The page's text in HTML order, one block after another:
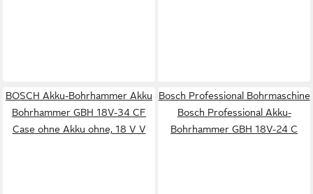
BOSCH Akku-Bohrhammer Akku
Bohrhammer GBH 18V-34 CF
Case ohne Akku ohne, 18 V V
Bosch Professional Bohrmaschine
Bosch Professional Akku-
Bohrhammer GBH 18V-24 C